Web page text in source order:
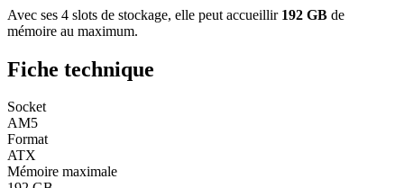
Avec ses 4 slots de stockage, elle peut accueillir 192 GB de
mémoire au maximum.
Fiche technique
Socket
AM5
Format
ATX
Mémoire maximale